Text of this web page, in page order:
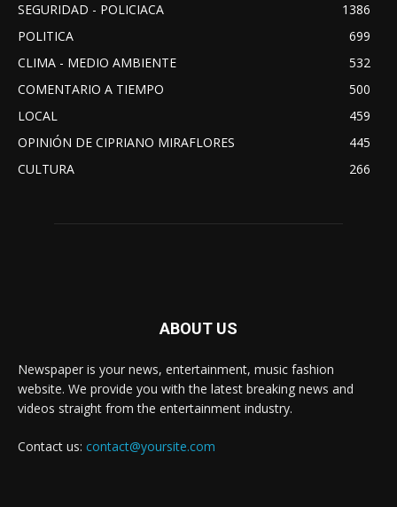
SEGURIDAD - POLICIACA
1386
POLITICA
699
CLIMA - MEDIO AMBIENTE
532
COMENTARIO A TIEMPO
500
LOCAL
459
OPINIÓN DE CIPRIANO MIRAFLORES
445
CULTURA
266
ABOUT US
Newspaper is your news, entertainment, music fashion
website. We provide you with the latest breaking news and
videos straight from the entertainment industry.
Contact us: contact@yoursite.com